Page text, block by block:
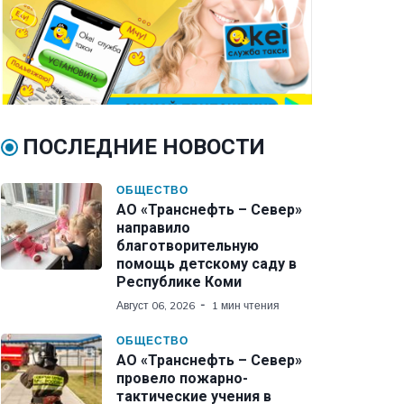
ПОСЛЕДНИЕ НОВОСТИ
ОБЩЕСТВО
АО «Транснефть – Север»
направило
благотворительную
помощь детскому саду в
Республике Коми
Август 06, 2026 1 мин чтения
ОБЩЕСТВО
АО «Транснефть – Север»
провело пожарно-
тактические учения в